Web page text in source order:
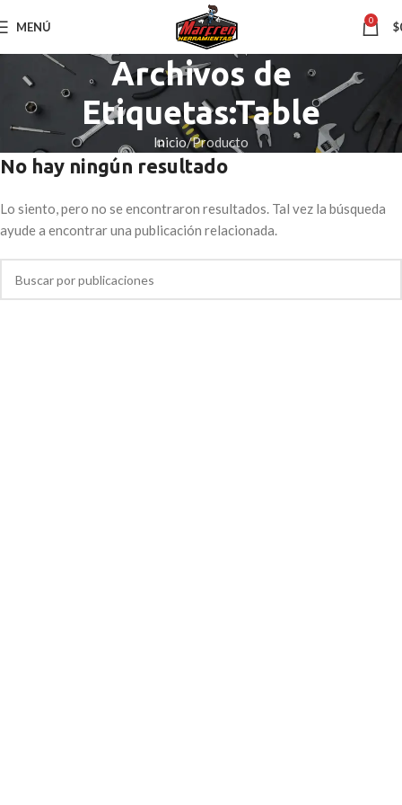
MENÚ 0 $
Archivos de
Etiquetas:Table
Inicio Producto
No hay ningún resultado
Lo siento, pero no se encontraron resultados. Tal vez la búsqueda
ayude a encontrar una publicación relacionada.